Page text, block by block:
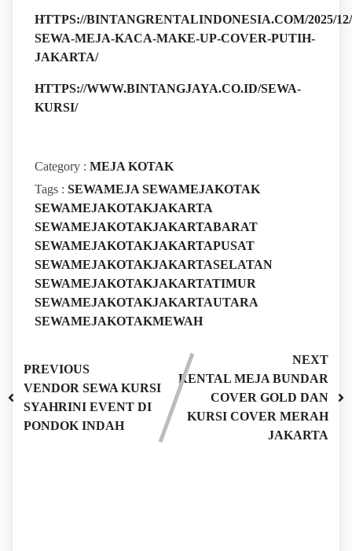
HTTPS://BINTANGRENTALINDONESIA.COM/2025/
SEWA-MEJA-KACA-MAKE-UP-COVER-PUTIH-
JAKARTA/
HTTPS://WWW.BINTANGJAYA.CO.ID/SEWA-
KURSI/
Category : MEJA KOTAK
Tags : SEWAMEJA SEWAMEJAKOTAK
SEWAMEJAKOTAKJAKARTA
SEWAMEJAKOTAKJAKARTABARAT
SEWAMEJAKOTAKJAKARTAPUSAT
SEWAMEJAKOTAKJAKARTASELATAN
SEWAMEJAKOTAKJAKARTATIMUR
SEWAMEJAKOTAKJAKARTAUTARA
SEWAMEJAKOTAKMEWAH
PREVIOUS
VENDOR SEWA KURSI
SYAHRINI EVENT DI
PONDOK INDAH
NEXT
RENTAL MEJA BUNDAR
COVER GOLD DAN
KURSI COVER MERAH
JAKARTA